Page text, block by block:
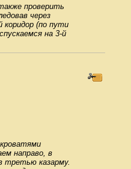
проверить
через
коридор (по пути
на 3-й
направо, в
третью казарму.